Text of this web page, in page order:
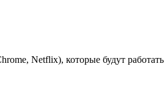
Netflix), которые будут